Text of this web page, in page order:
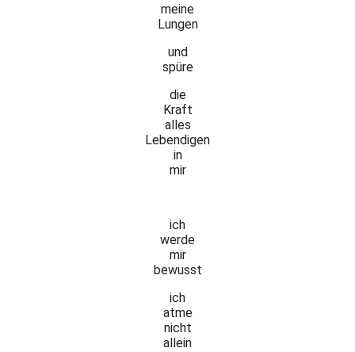
meine
Lungen
und
spüre
die
Kraft
alles
Lebendigen
in
mir
ich
werde
mir
bewusst
ich
atme
nicht
allein